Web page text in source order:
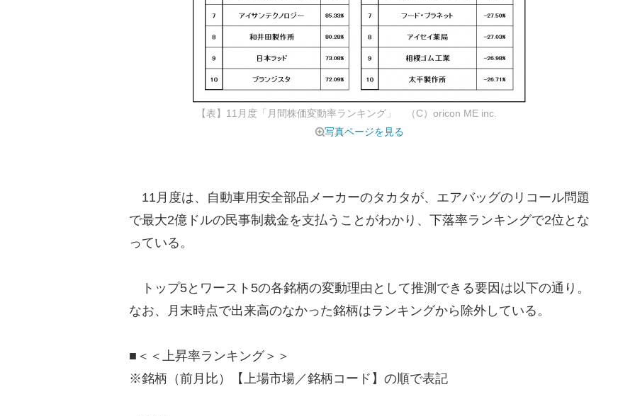
【表】11月度「月間株価変動率ランキング」 （C）oricon ME inc.
写真ページを見る
11月度は、自動車用安全部品メーカーのタカタが、エアバッグのリコール問題
で最大2億ドルの民事制裁金を支払うことがわかり、下落率ランキングで2位とな
っている。
トップ5とワースト5の各銘柄の変動理由として推測できる要因は以下の通り。
なお、月末時点で出来高のなかった銘柄はランキングから除外している。
■＜＜上昇率ランキング＞＞
※銘柄（前月比）【上場市場／銘柄コード】の順で表記